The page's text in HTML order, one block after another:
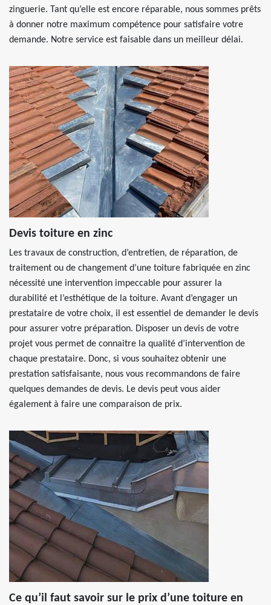
zinguerie. Tant qu’elle est encore réparable, nous sommes prêts
à donner notre maximum compétence pour satisfaire votre
demande. Notre service est faisable dans un meilleur délai.
Devis toiture en zinc
Les travaux de construction, d’entretien, de réparation, de
traitement ou de changement d’une toiture fabriquée en zinc
nécessité une intervention impeccable pour assurer la
durabilité et l’esthétique de la toiture. Avant d’engager un
prestataire de votre choix, il est essentiel de demander le devis
pour assurer votre préparation. Disposer un devis de votre
projet vous permet de connaitre la qualité d’intervention de
chaque prestataire. Donc, si vous souhaitez obtenir une
prestation satisfaisante, nous vous recommandons de faire
quelques demandes de devis. Le devis peut vous aider
également à faire une comparaison de prix.
Ce qu’il faut savoir sur le prix d’une toiture en